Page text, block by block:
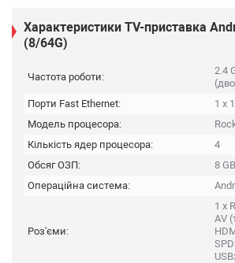
Характеристики TV-приставка
(8/64G)
Частота роботи:
2.4
Порти Fast Ethernet:
1 x
Модель процесора:
Кількість ядер процесора:
4
Обсяг ОЗП:
8 GB
Операційна система:
Роз'єми:
1 x
AV